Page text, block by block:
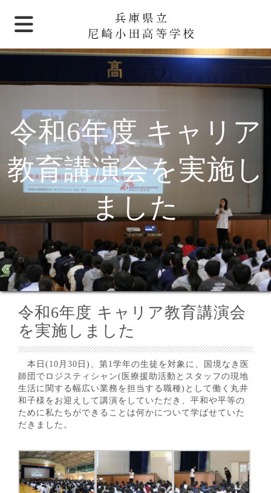
令和6年度 キャリア
教育講演会を実施し
ました
令和6年度 キャリア教育講演会
を実施しました
本日(10月30日)、第1学年の生徒を対象に、国境なき医
師団でロジスティシャン(医療援助活動とスタッフの現地
生活に関する幅広い業務を担当する職種)として働く丸井
和子様をお迎えして講演をしていただき、平和や平等の
ために私たちができることは何かについて学ばせていた
だきました。